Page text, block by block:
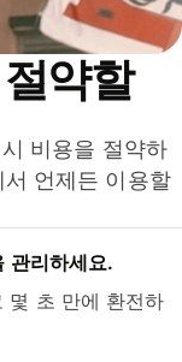
약할
비용을 절약하
언제든 이용할
관리하세요.
몇 초 만에 환전하